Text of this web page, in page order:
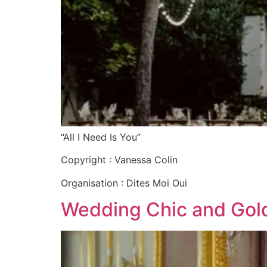
“All I Need Is You”
Copyright : Vanessa Colin
Organisation : Dites Moi Oui
Wedding Chic and